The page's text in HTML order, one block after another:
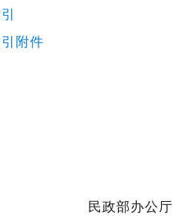
附件
民政部办公厅